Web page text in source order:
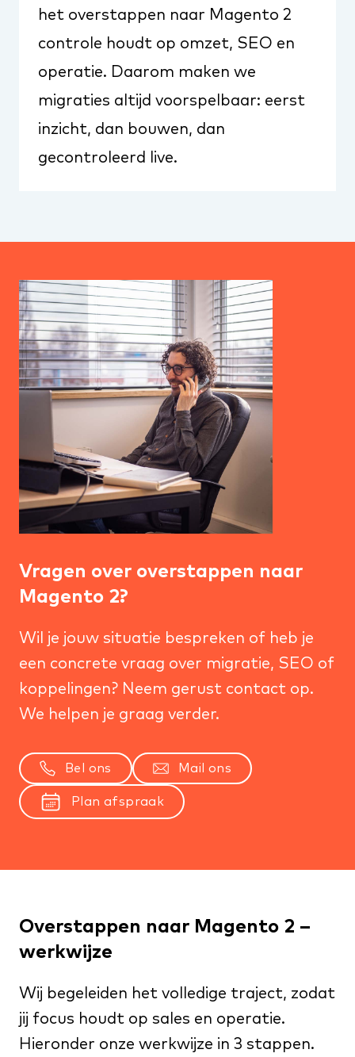
het overstappen naar Magento 2
controle houdt op omzet, SEO en
operatie. Daarom maken we
migraties altijd voorspelbaar: eerst
inzicht, dan bouwen, dan
gecontroleerd live.
Vragen over overstappen naar
Magento 2?
Wil je jouw situatie bespreken of heb je
een concrete vraag over migratie, SEO of
koppelingen? Neem gerust contact op.
We helpen je graag verder.
Bel ons Mail ons
Plan afspraak
Overstappen naar Magento 2 –
werkwijze
Wij begeleiden het volledige traject, zodat
jij focus houdt op sales en operatie.
Hieronder onze werkwijze in 3 stappen.